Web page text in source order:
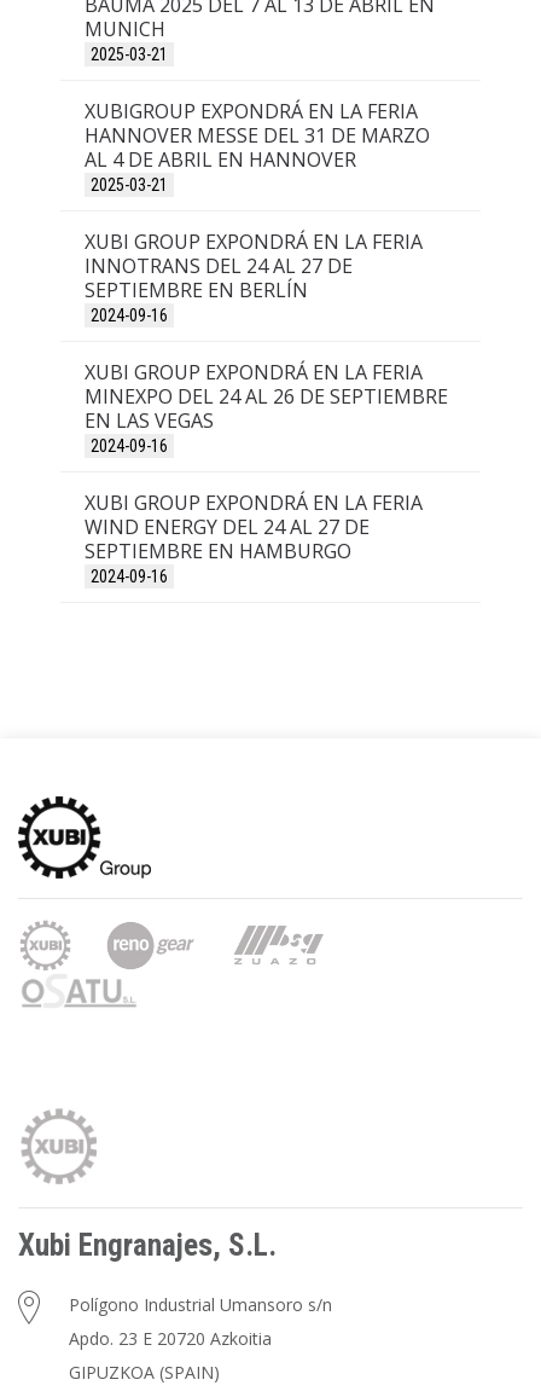
MUNICH
2025-03-21
XUBIGROUP EXPONDRÁ EN LA FERIA
HANNOVER MESSE DEL 31 DE MARZO
AL 4 DE ABRIL EN HANNOVER
2025-03-21
XUBI GROUP EXPONDRÁ EN LA FERIA
INNOTRANS DEL 24 AL 27 DE
SEPTIEMBRE EN BERLÍN
2024-09-16
XUBI GROUP EXPONDRÁ EN LA FERIA
MINEXPO DEL 24 AL 26 DE SEPTIEMBRE
EN LAS VEGAS
2024-09-16
XUBI GROUP EXPONDRÁ EN LA FERIA
WIND ENERGY DEL 24 AL 27 DE
SEPTIEMBRE EN HAMBURGO
2024-09-16
Xubi Engranajes, S.L.
Polígono Industrial Umansoro s/n
Apdo. 23 E 20720 Azkoitia
GIPUZKOA (SPAIN)